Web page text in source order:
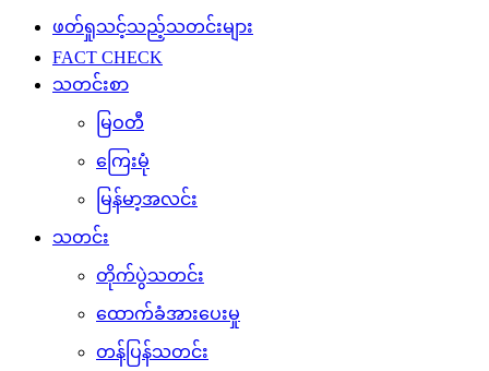
ဖတ်ရှုသင့်သည့်သတင်းများ
FACT CHECK
သတင်းစာ
မြဝတီ
ကြေးမုံ
မြန်မာ့အလင်း
သတင်း
တိုက်ပွဲသတင်း
ထောက်ခံအားပေးမှု
တန်ပြန်သတင်း